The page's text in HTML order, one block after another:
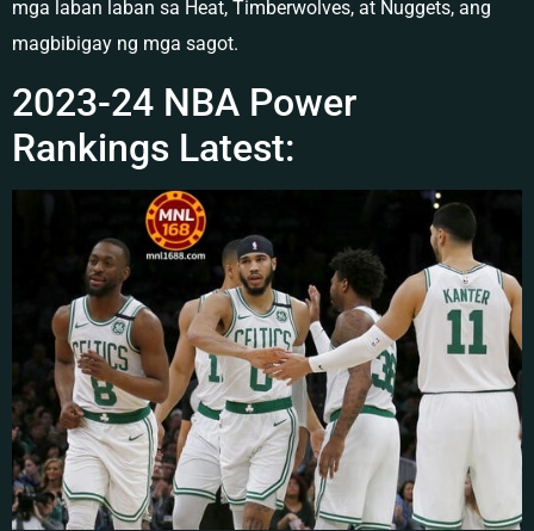
mga laban laban sa Heat, Timberwolves, at Nuggets, ang
magbibigay ng mga sagot.
2023-24 NBA Power
Rankings Latest: